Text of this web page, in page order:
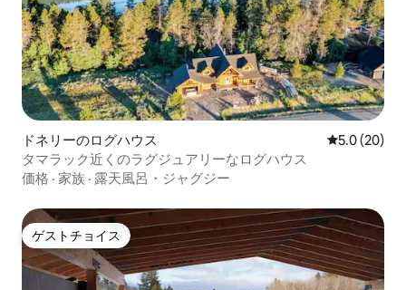
ドネリーのログハウス レビュー20
5.0 (20)
タマラック近くのラグジュアリーなログハウス
価格 · 家族 · 露天風呂・ジャグジー
ゲストチョイス
ゲストチョイス